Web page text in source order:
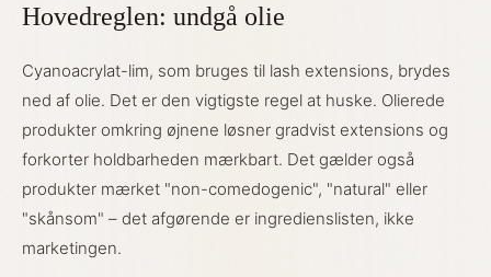
Hovedreglen: undgå olie
Cyanoacrylat-lim, som bruges til lash extensions, brydes
ned af olie. Det er den vigtigste regel at huske. Olierede
produkter omkring øjnene løsner gradvist extensions og
forkorter holdbarheden mærkbart. Det gælder også
produkter mærket "non-comedogenic", "natural" eller
"skånsom" – det afgørende er ingredienslisten, ikke
marketingen.